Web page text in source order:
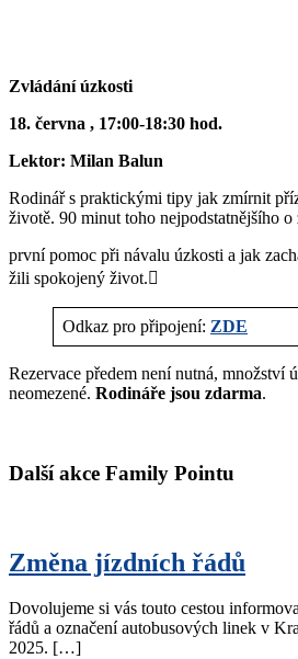
Zvládání úzkosti
18. června , 17:00-18:30 hod.
Lektor: Milan Balun
Rodinář s praktickými tipy jak zmírnit
životě. 90 minut toho nejpodstatnějšího
první pomoc při návalu úzkosti a jak
žili spokojený život.
Odkaz pro připojení: ZDE
Rezervace předem není nutná, množství
neomezené. Rodináře jsou zdarma.
Další akce Family Pointu
Změna jízdních řádů
Dovolujeme si vás touto cestou
řádů a označení autobusových linek v
2025. […]